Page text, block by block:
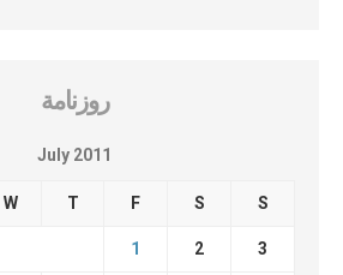
روزنامة
July 2011
W T F S S
1 2 3